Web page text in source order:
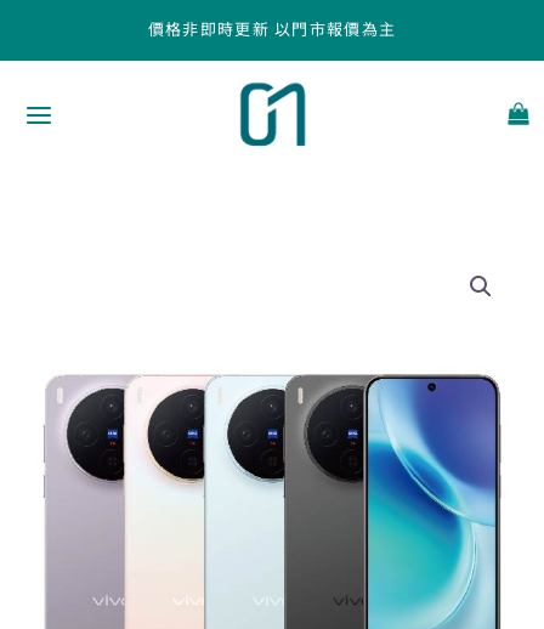
價格非即時更新 以門市報價為主